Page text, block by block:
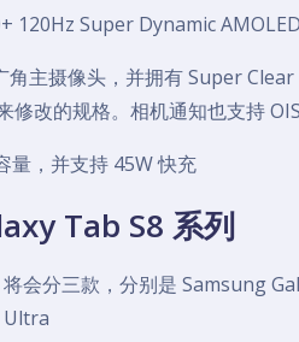
120Hz Super Dynamic
主摄像头，并拥有 Super
改的规格。相机通知也支持 OIS
量，并支持 45W 快充
Tab S8 系列
会分三款，分别是 Samsung
Ultra